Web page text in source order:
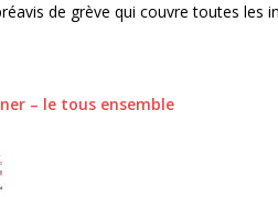
de grève qui couvre toutes les
– le tous ensemble